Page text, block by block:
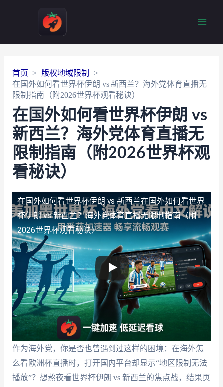
首页
版权地域限制
在国外如何看世界杯伊朗 vs 新西兰？海外党体育直播无
限制指南（附2026世界杯观看秘诀）
在国外如何看世界杯伊朗 vs
新西兰？海外党体育直播无
限制指南（附2026世界杯观
看秘诀）
在国外如何看世界杯伊朗 vs 新西兰在国外如何看世界
杯伊朗 vs 新西兰？海外党体育直播无限制指南（附
2026世界杯观看秘诀）
作为海外党，你是否也曾遇到过这样的困境：在海外怎
么看欧洲杯直播时，打开国内平台却显示“地区限制无法
播放”？想熬夜看世界杯伊朗 vs 新西兰的焦点战，结果页